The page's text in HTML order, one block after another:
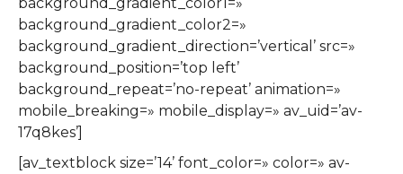
background_gradient_color2=»
background_gradient_direction=’vertical’ src=»
background_position=’top left’
background_repeat=’no-repeat’ animation=»
mobile_breaking=» mobile_display=» av_uid=’av-
17q8kes’]
[av_textblock size=’14’ font_color=» color=» av-